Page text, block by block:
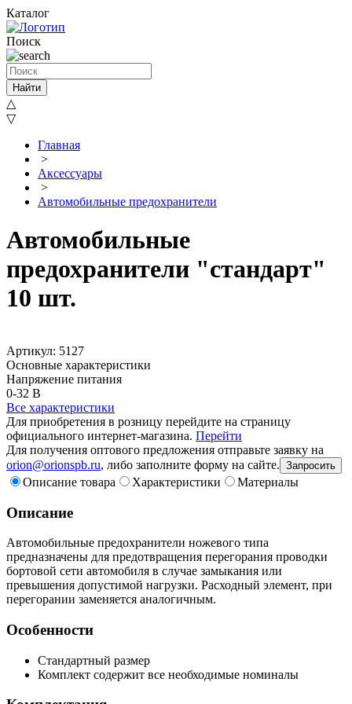
Каталог
Поиск
Найти
△
▽
Главная
>
Аксессуары
>
Автомобильные предохранители
Автомобильные
предохранители "стандарт"
10 шт.
Артикул: 5127
Основные характеристики
Напряжение питания
0-32 В
Все характеристики
Для приобретения в розницу перейдите на страницу
официального интернет-магазина. Перейти
Для получения оптового предложения отправьте заявку на
orion@orionspb.ru, либо заполните форму на сайте. Запросить
Описание товара Характеристики Материалы
Описание
Автомобильные предохранители ножевого типа
предназначены для предотвращения перегорания проводки
бортовой сети автомобиля в случае замыкания или
превышения допустимой нагрузки. Расходный элемент, при
перегорании заменяется аналогичным.
Особенности
Стандартный размер
Комплект содержит все необходимые номиналы